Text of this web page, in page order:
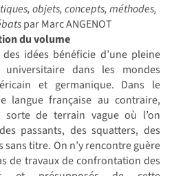
objets, concepts, méthodes,
par Marc ANGENOT
du volume
des idées bénéficie d’une pleine
universitaire dans les mondes
et germanique. Dans le
langue française au contraire,
sorte de terrain vague où l’on
passants, des squatters, des
sans titre. On n’y rencontre guère
de travaux de confrontation des